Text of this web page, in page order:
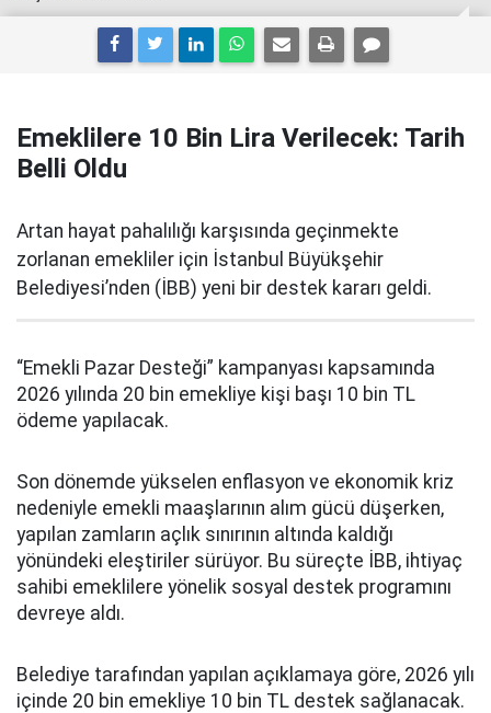
Emeklilere 10 Bin Lira Verilecek: Tarih
Belli Oldu
Artan hayat pahalılığı karşısında geçinmekte
zorlanan emekliler için İstanbul Büyükşehir
Belediyesi’nden (İBB) yeni bir destek kararı geldi.
“Emekli Pazar Desteği” kampanyası kapsamında
2026 yılında 20 bin emekliye kişi başı 10 bin TL
ödeme yapılacak.
Son dönemde yükselen enflasyon ve ekonomik kriz
nedeniyle emekli maaşlarının alım gücü düşerken,
yapılan zamların açlık sınırının altında kaldığı
yönündeki eleştiriler sürüyor. Bu süreçte İBB, ihtiyaç
sahibi emeklilere yönelik sosyal destek programını
devreye aldı.
Belediye tarafından yapılan açıklamaya göre, 2026 yılı
içinde 20 bin emekliye 10 bin TL destek sağlanacak.